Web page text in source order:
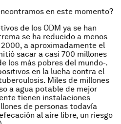
en este momento?
de los ODM ya se han
se ha reducido a menos
a aproximadamente el
sacar a casi 700 millones
los más pobres del mundo-.
en la lucha contra el
Miles de millones
a agua potable de mejor
tienen instalaciones
de personas todavía
al aire libre, un riesgo